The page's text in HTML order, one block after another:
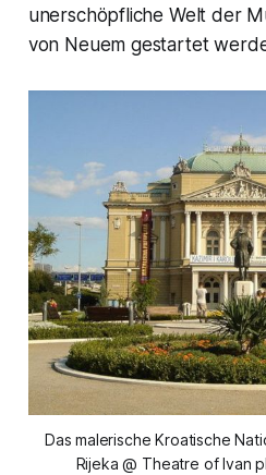
unerschöpfliche Welt der
von Neuem gestartet
Das malerische Kroatische
Rijeka @ Theatre of Ivan